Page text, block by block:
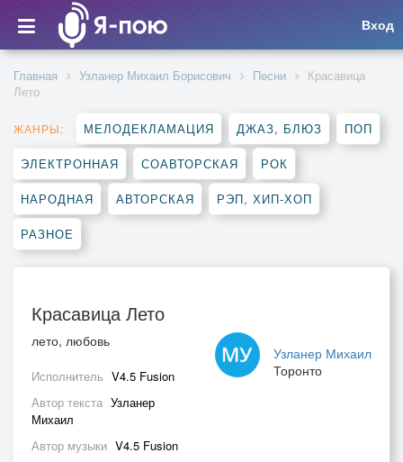
Вход
Главная Узланер Михаил Борисович Песни
Красавица
Лето
ЖАНРЫ: МЕЛОДЕКЛАМАЦИЯ ДЖАЗ, БЛЮЗ ПОП
ЭЛЕКТРОННАЯ СОАВТОРСКАЯ РОК
НАРОДНАЯ АВТОРСКАЯ РЭП, ХИП-ХОП
РАЗНОЕ
Красавица Лето
Узланер Михаил
Торонто
лето, любовь
Исполнитель V4.5 Fusion
Автор текста Узланер
Михаил
Автор музыки V4.5 Fusion